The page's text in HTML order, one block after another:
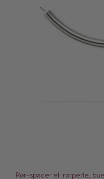
Rør-spacer el. rørperle,